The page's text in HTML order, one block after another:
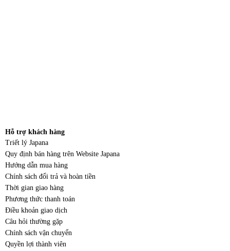
Hỗ trợ khách hàng
Triết lý Japana
Quy định bán hàng trên Website Japana
Hướng dẫn mua hàng
Chính sách đổi trả và hoàn tiền
Thời gian giao hàng
Phương thức thanh toán
Điều khoản giao dịch
Câu hỏi thường gặp
Chính sách vận chuyển
Quyền lợi thành viên